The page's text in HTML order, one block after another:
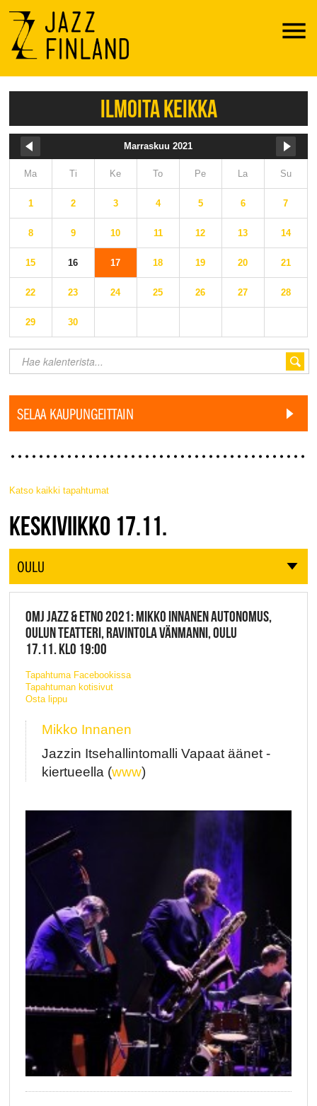
Menu
ILMOITA KEIKKA
Marraskuu 2021
Ma Ti Ke To Pe La Su
1 2 3 4 5 6 7
8 9 10 11 12 13 14
15 16 17 18 19 20 21
22 23 24 25 26 27 28
29 30
SELAA KAUPUNGEITTAIN
Katso kaikki tapahtumat
JAZZ FINLAND LIVE
KESKIVIIKKO 17.11.
OULU
OMJ JAZZ & ETNO 2021: MIKKO INNANEN AUTONOMUS,
OULUN TEATTERI, RAVINTOLA VÄNMANNI, OULU
17.11. KLO 19:00
Tapahtuma Facebookissa
Tapahtuman kotisivut
Osta lippu
Mikko Innanen
Jazzin Itsehallintomalli Vapaat äänet -
kiertueella (www)